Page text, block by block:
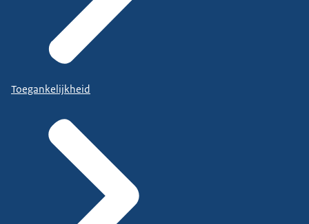
Toegankelijkheid